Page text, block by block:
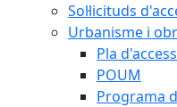
Sol·licituds
Urbanisme i
Pla
POUM
Programa